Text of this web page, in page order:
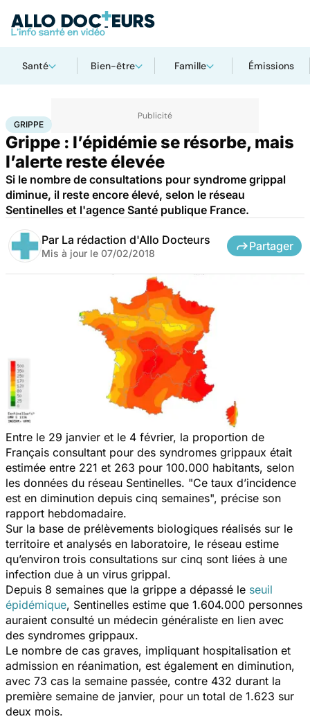
Santé Bien-être Famille Émissions
AccueilSanté
GRIPPE
Grippe : l’épidémie se résorbe, mais
l’alerte reste élevée
Si le nombre de consultations pour syndrome grippal
diminue, il reste encore élevé, selon le réseau
Sentinelles et l'agence Santé publique France.
Par La rédaction d'Allo Docteurs
Mis à jour le 07/02/2018
Partager
Entre le 29 janvier et le 4 février, la proportion de
Français consultant pour des syndromes grippaux était
estimée entre 221 et 263 pour 100.000 habitants, selon
les données du réseau Sentinelles. "Ce taux d’incidence
est en diminution depuis cinq semaines", précise son
rapport hebdomadaire.
Sur la base de prélèvements biologiques réalisés sur le
territoire et analysés en laboratoire, le réseau estime
qu’environ trois consultations sur cinq sont liées à une
infection due à un virus grippal.
Depuis 8 semaines que la grippe a dépassé le seuil
épidémique, Sentinelles estime que 1.604.000 personnes
auraient consulté un médecin généraliste en lien avec
des syndromes grippaux.
Le nombre de cas graves, impliquant hospitalisation et
admission en réanimation, est également en diminution,
avec 73 cas la semaine passée, contre 432 durant la
première semaine de janvier, pour un total de 1.623 sur
deux mois.